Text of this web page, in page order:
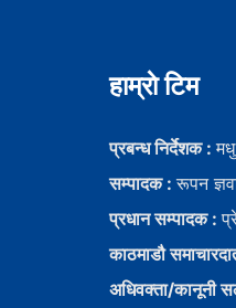
हाम्राे टिम
प्रबन्ध निर्देशक :मधु
सम्पादक :रूपन
प्रधान सम्पादक :
काठमाडौ
अधिवक्ता/कानूनी